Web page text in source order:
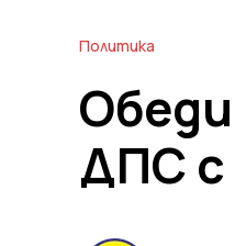
Политика
ДПС с